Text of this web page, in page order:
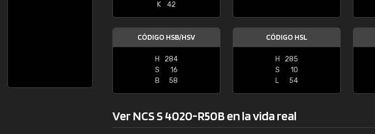
K
42
CÓDIGO HSB/HSV
H
284
S
16
B
58
CÓDIGO HSL
H
285
S
10
L
54
Ver NCS S 4020-R50B en la vida real